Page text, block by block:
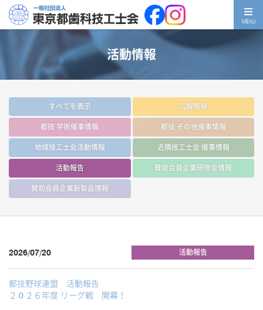
MENU
活動情報
すべてを表示 広報情報
都技 学術催事情報 都技 その他催事情報
地域技工士会活動情報 近隣技工士会 催事情報
活動報告 賛助会員企業研修会情報
賛助会員企業新製品情報
2026/07/20 活動報告
都技野球連盟 活動報告
２０２６年度 リーグ戦 開幕！